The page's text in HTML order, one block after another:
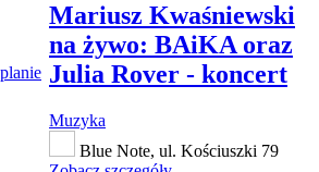
Mariusz Kwaśniewski
na żywo: BAiKA oraz
Julia Rover - koncert
Muzyka
Blue Note, ul. Kościuszki 79